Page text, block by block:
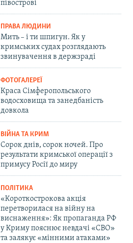
півострові
ПРАВА ЛЮДИНИ
Мить – і ти шпигун. Як у
кримських судах розглядають
звинувачення в держзраді
ФОТОГАЛЕРЕЇ
Краса Сімферопольського
водосховища та занедбаність
довкола
ВІЙНА ТА КРИМ
Сорок днів, сорок ночей. Про
результати кримської операції з
примусу Росії до миру
ПОЛІТИКА
«Короткострокова акція
перетворилася на війну на
виснаження»: Як пропаганда РФ
у Криму пояснює невдачі «СВО»
та залякує «мінними атаками»